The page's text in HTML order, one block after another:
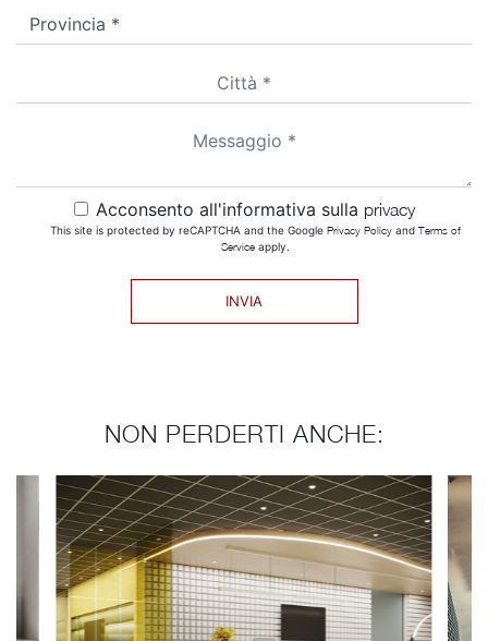
Acconsento all'informativa sulla privacy
This site is protected by reCAPTCHA and the Google Privacy Policyand Terms of
Serviceapply.
INVIA
NON PERDERTI ANCHE: